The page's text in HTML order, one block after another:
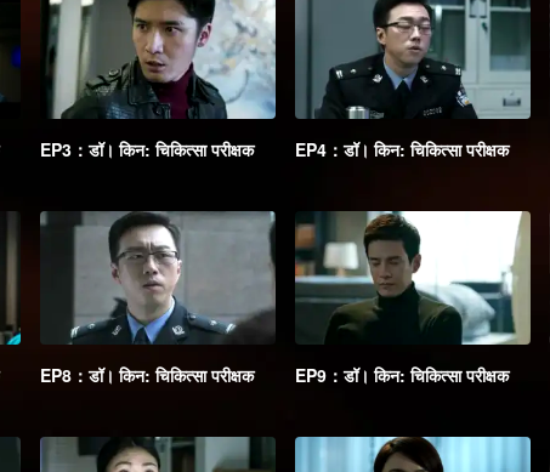
EP3：डॉ। किन: चिकित्सा परीक्षक EP4：डॉ। किन: चिकित्सा परीक्षक
EP8：डॉ। किन: चिकित्सा परीक्षक EP9：डॉ। किन: चिकित्सा परीक्षक